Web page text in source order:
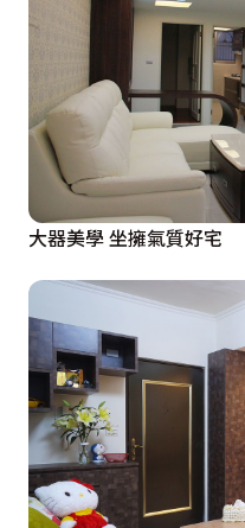
大器美學 坐擁氣質好宅